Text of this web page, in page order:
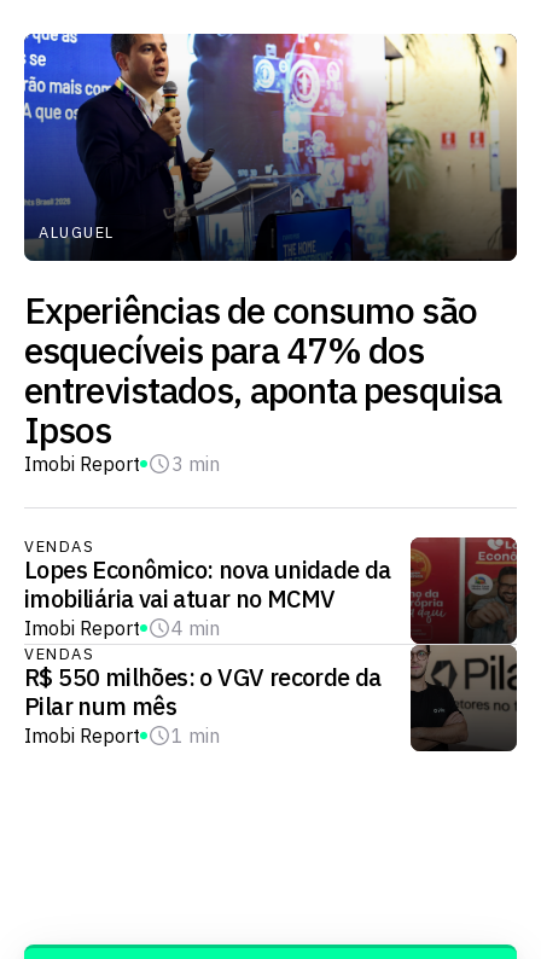
ALUGUEL
Experiências de consumo são
esquecíveis para 47% dos
entrevistados, aponta pesquisa
Ipsos
Imobi Report 3 min
VENDAS
Lopes Econômico: nova unidade da
imobiliária vai atuar no MCMV
Imobi Report 4 min
VENDAS
R$ 550 milhões: o VGV recorde da
Pilar num mês
Imobi Report 1 min